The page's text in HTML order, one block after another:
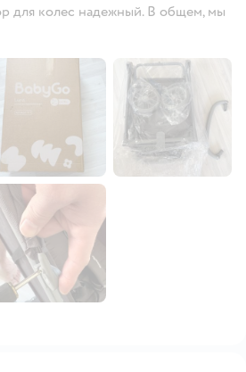
для колес надежный. В общем, мы